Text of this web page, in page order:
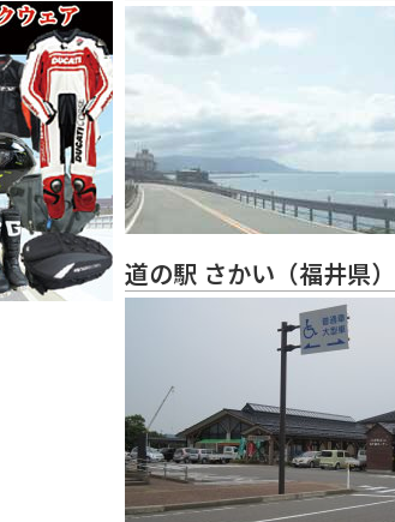
道の駅 さかい（福井県）